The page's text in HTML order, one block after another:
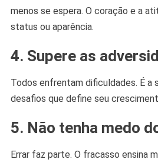
menos se espera. O coração e a
status ou aparência.
4. Supere as
Todos enfrentam dificuldades. É a
desafios que define seu
5. Não tenha medo
Errar faz parte. O fracasso ensina